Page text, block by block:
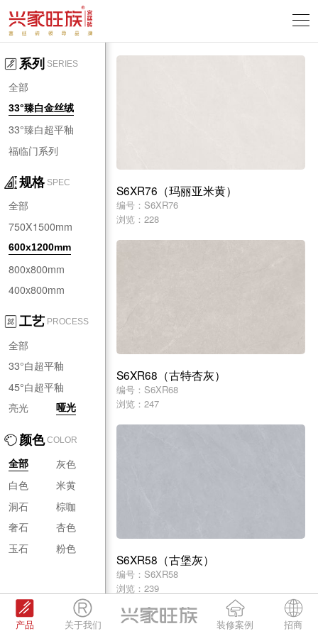
系列 SERIES
全部
33°臻白金丝绒
33°臻白超平釉
福临门系列
规格 SPEC
全部
750X1500mm
600x1200mm
800x800mm
400x800mm
工艺 PROCESS
全部
33°白超平釉
45°白超平釉
亮光
哑光
颜色 COLOR
全部
灰色
白色
米黄
洞石
棕咖
奢石
杏色
玉石
粉色
S6XR76（玛丽亚米黄）
编号：S6XR76
浏览：228
S6XR68（古特杏灰）
编号：S6XR68
浏览：247
S6XR58（古堡灰）
编号：S6XR58
浏览：239
产品 关于我们 装修案例 招商